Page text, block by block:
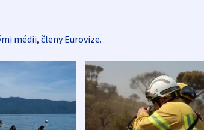
médii, členy Eurovize.